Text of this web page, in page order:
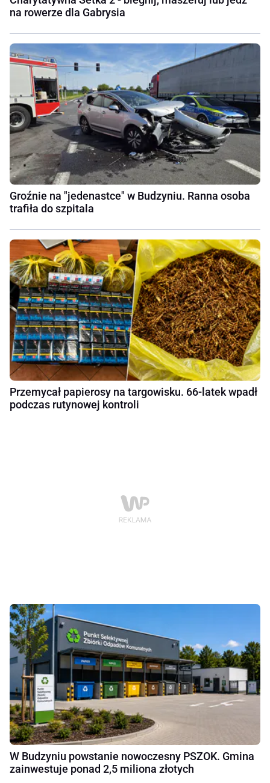
na rowerze dla Gabrysia
Groźnie na "jedenastce" w Budzyniu. Ranna osoba
trafiła do szpitala
Przemycał papierosy na targowisku. 66-latek wpadł
podczas rutynowej kontroli
W Budzyniu powstanie nowoczesny PSZOK. Gmina
zainwestuje ponad 2,5 miliona złotych